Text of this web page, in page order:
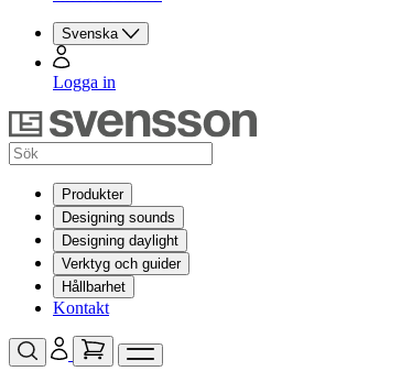
Svenska
Logga in
Produkter
Designing sounds
Designing daylight
Verktyg och guider
Hållbarhet
Kontakt